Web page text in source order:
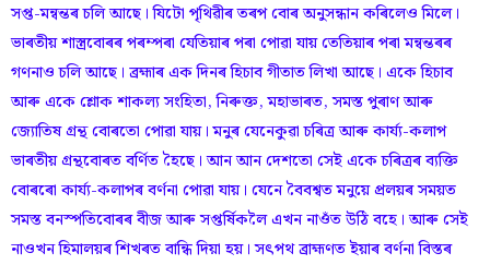
সপ্ত-মন্বন্তৰ চলি আছে। যিটো পৃথিৱীৰ তৰপ বোৰ অনুসন্ধান কৰিলেও মিলে।
ভাৰতীয় শাস্ত্ৰবোৰৰ পৰম্পৰা যেতিয়াৰ পৰা পোৱা যায় তেতিয়াৰ পৰা মন্বন্তৰৰ
গণনাও চলি আছে। ব্ৰহ্মাৰ এক দিনৰ হিচাব গীতাত লিখা আছে। একে হিচাব
আৰু একে শ্লোক শাকল্য সংহিতা, নিৰুক্ত, মহাভাৰত, সমস্ত পুৰাণ আৰু
জ্যোতিষ গ্রন্থ বোৰতো পোৱা যায়। মনুৰ যেনেকুৱা চৰিত্ৰ আৰু কাৰ্য্য-কলাপ
ভাৰতীয় গ্রন্থবোৰত বর্ণিত হৈছে। আন আন দেশতো সেই একে চৰিত্ৰৰ ব্যক্তি
বোৰৰো কাৰ্য্য-কলাপৰ বৰ্ণনা পোৱা যায়। যেনে বৈবশ্বত মনুয়ে প্রলয়ৰ সময়ত
সমস্ত বনস্পতিবোৰৰ বীজ আৰু সপ্তর্ষিকলৈ এখন নাওঁত উঠি বহে। আৰু সেই
নাওখন হিমালয়ৰ শিখৰত বান্ধি দিয়া হয়। সৎপথ ব্রাহ্মণত ইয়াৰ বৰ্ণনা বিস্তৰ